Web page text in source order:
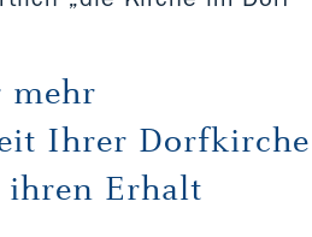
mehr
Ihrer Dorfkirche
ihren Erhalt